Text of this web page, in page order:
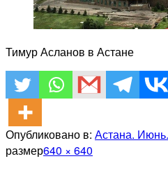
Тимур Асланов в Астане
Опубликовано в: Астана.
размер640 × 640